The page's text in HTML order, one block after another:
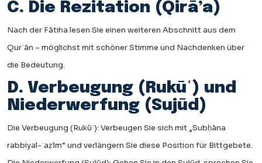
C. Die Rezitation (Qirā’a)
Nach der Fātiha lesen Sie einen weiteren Abschnitt aus dem
Qurʾān – möglichst mit schöner Stimme und Nachdenken über
die Bedeutung.
D. Verbeugung (Rukūʿ) und
Niederwerfung (Sujūd)
Die Verbeugung (Rukūʿ): Verbeugen Sie sich mit „Subḥāna
rabbiyal-ʿaẓīm“ und verlängern Sie diese Position für Bittgebete.